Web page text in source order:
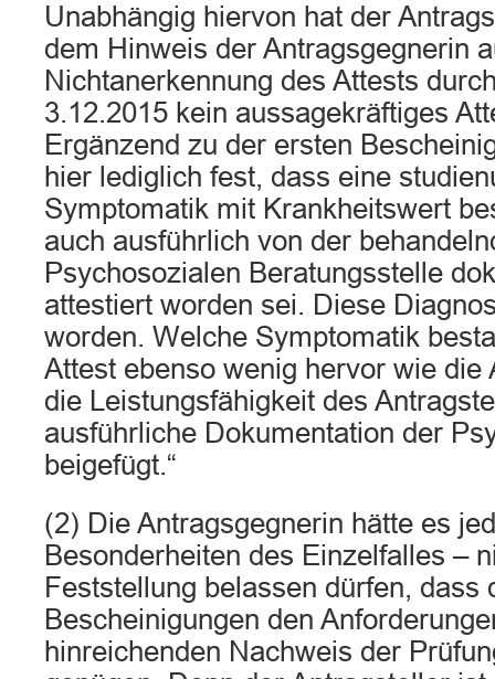
Unabhängig hiervon hat der
dem Hinweis der Antragsgegnerin
Nichtanerkennung des Attests
3.12.2015 kein aussagekräftiges
Ergänzend zu der ersten
hier lediglich fest, dass eine
Symptomatik mit Krankheitswert
auch ausführlich von der
Psychosozialen Beratungsstelle
attestiert worden sei. Diese
worden. Welche Symptomatik
Attest ebenso wenig hervor wie die
die Leistungsfähigkeit des
ausführliche Dokumentation der
beigefügt.“
(2) Die Antragsgegnerin hätte es
Besonderheiten des Einzelfalles –
Feststellung belassen dürfen, dass
Bescheinigungen den
hinreichenden Nachweis der